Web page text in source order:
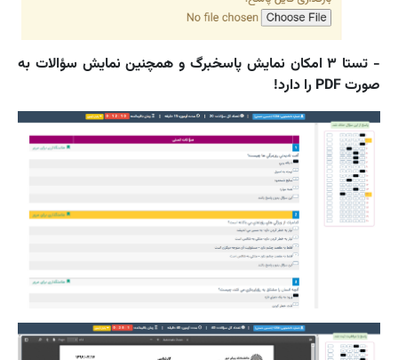
- تستا ۳ امکان نمایش پاسخبرگ و همچنین نمایش سؤالات به
صورت PDF را دارد!